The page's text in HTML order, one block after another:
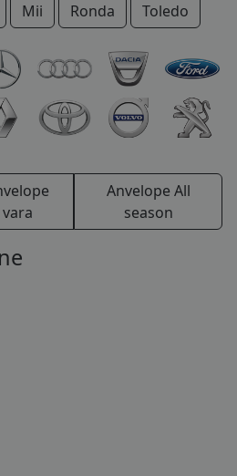
Mii Ronda Toledo
vara
Anvelope All
season